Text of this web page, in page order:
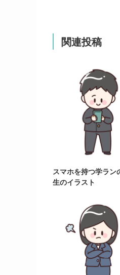
関連投稿
スマホを持つ学ラン
生のイラスト